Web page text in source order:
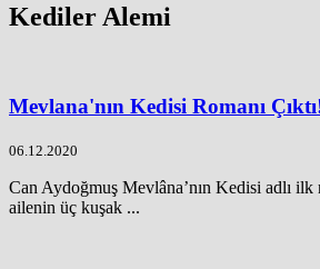
Kediler Alemi
Mevlana'nın Kedisi Romanı
06.12.2020
Can Aydoğmuş Mevlâna’nın Kedisi adlı ilk
ailenin üç kuşak ...